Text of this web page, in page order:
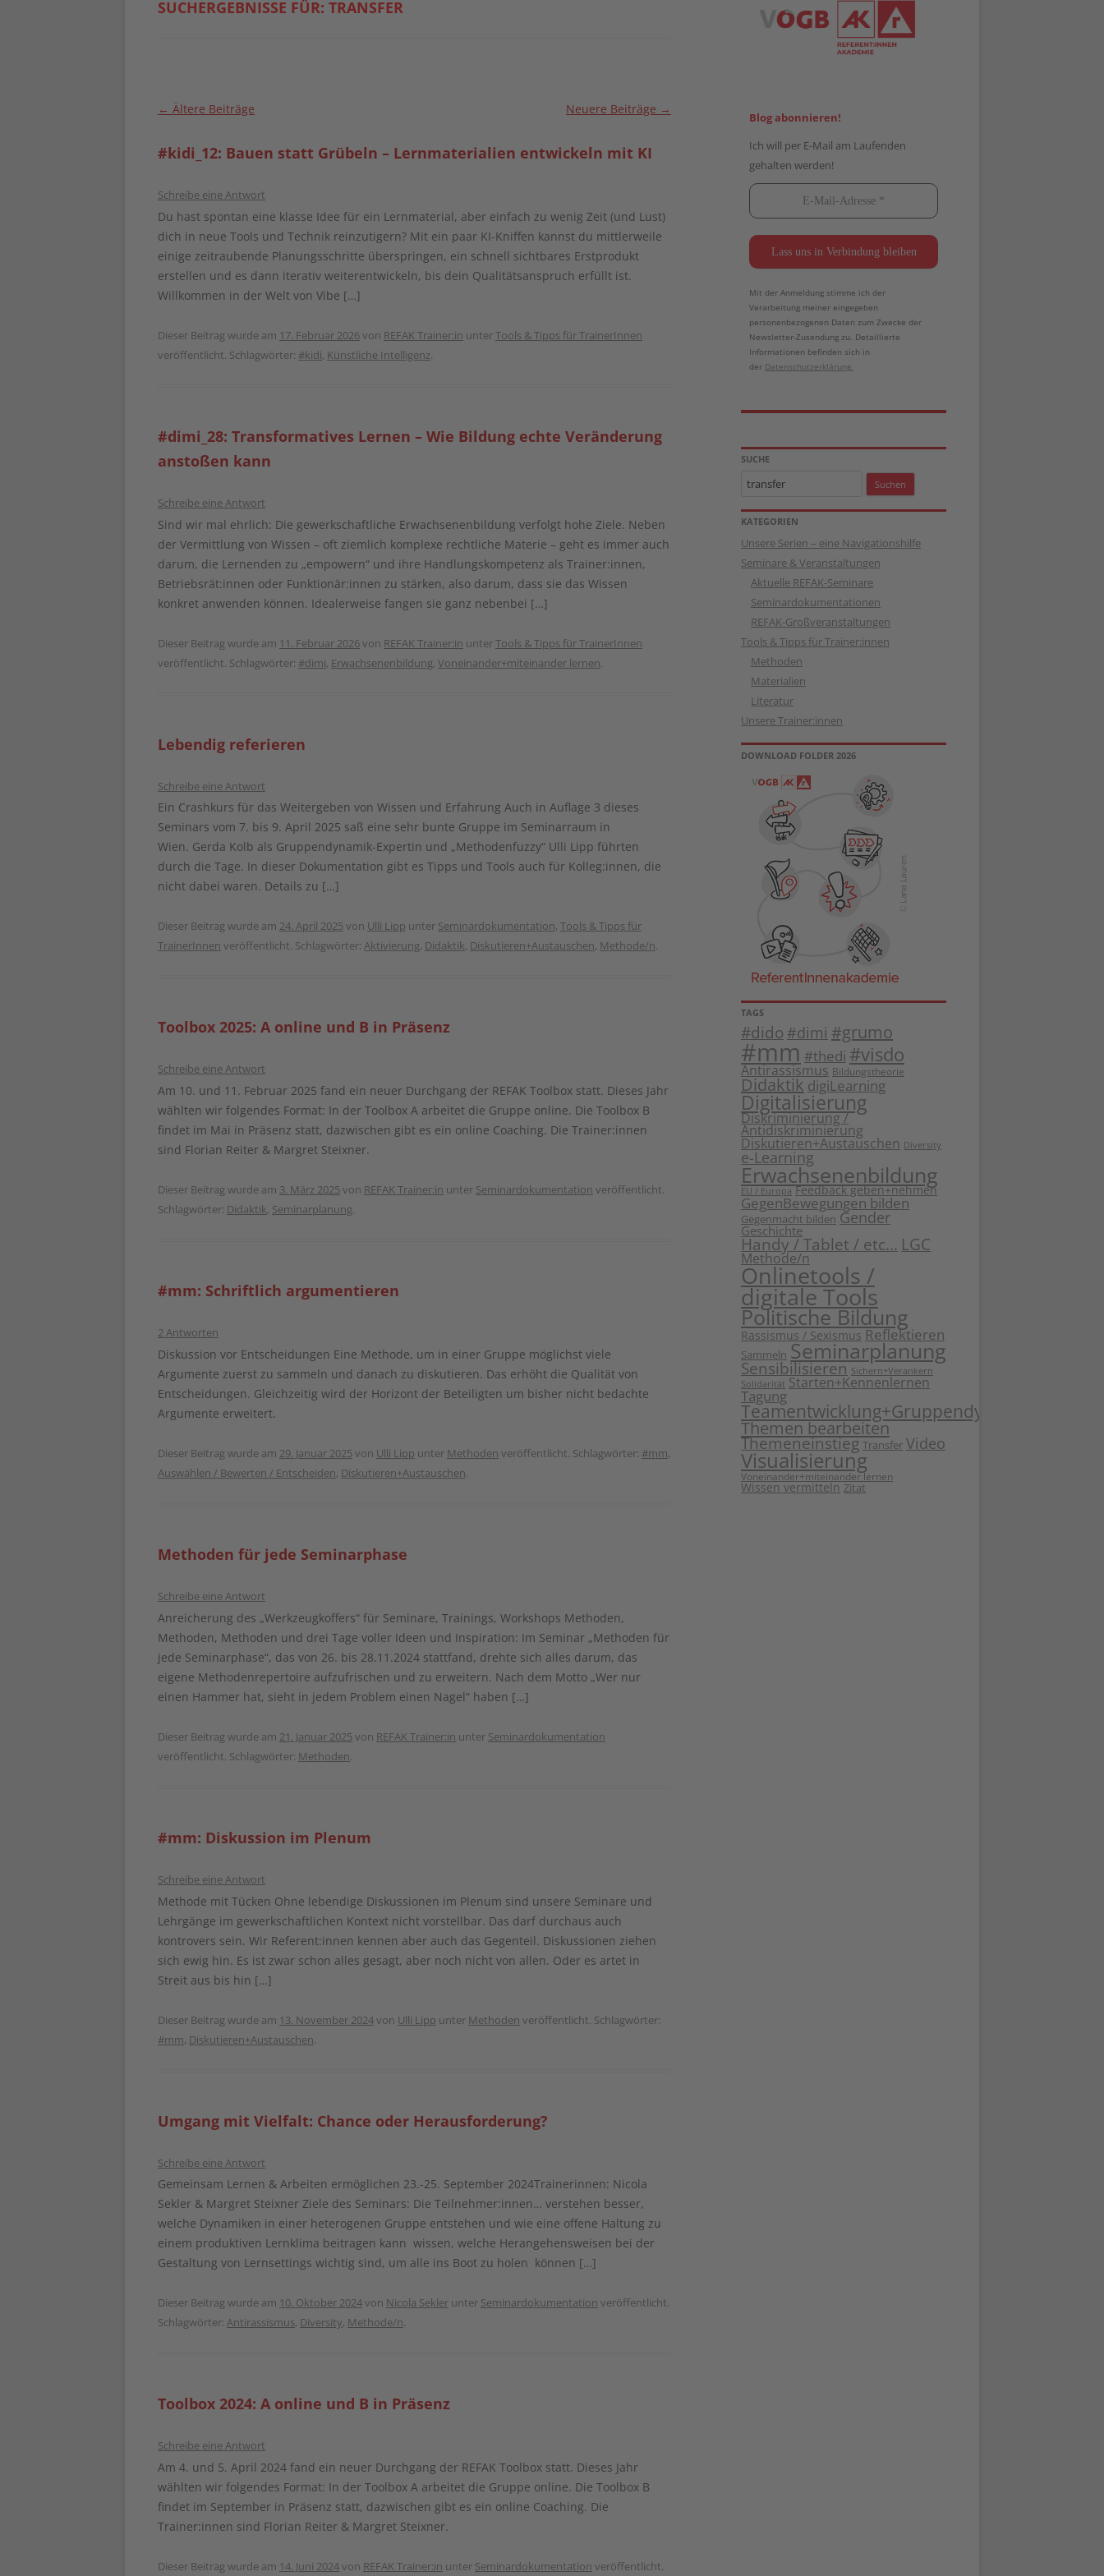
SUCHERGEBNISSE FÜR: TRANSFER
Beitragsnavigation
← Ältere Beiträge Neuere Beiträge →
#kidi_12: Bauen statt Grübeln – Lernmaterialien entwickeln mit KI
Schreibe eine Antwort
Du hast spontan eine klasse Idee für ein Lernmaterial, aber einfach zu wenig Zeit (und Lust)
dich in neue Tools und Technik reinzutigern? Mit ein paar KI-Kniffen kannst du mittlerweile
einige zeitraubende Planungsschritte überspringen, ein schnell sichtbares Erstprodukt
erstellen und es dann iterativ weiterentwickeln, bis dein Qualitätsanspruch erfüllt ist.
Willkommen in der Welt von Vibe […]
Dieser Beitrag wurde am 17. Februar 2026von REFAK Trainer:in unterTools & Tipps für TrainerInnen
veröffentlicht. Schlagwörter: #kidi, Künstliche Intelligenz.
#dimi_28: Transformatives Lernen – Wie Bildung echte Veränderung
anstoßen kann
Schreibe eine Antwort
Sind wir mal ehrlich: Die gewerkschaftliche Erwachsenenbildung verfolgt hohe Ziele. Neben
der Vermittlung von Wissen – oft ziemlich komplexe rechtliche Materie – geht es immer auch
darum, die Lernenden zu „empowern“ und ihre Handlungskompetenz als Trainer:innen,
Betriebsrät:innen oder Funktionär:innen zu stärken, also darum, dass sie das Wissen
konkret anwenden können. Idealerweise fangen sie ganz nebenbei […]
Dieser Beitrag wurde am 11. Februar 2026von REFAK Trainer:in unterTools & Tipps für TrainerInnen
veröffentlicht. Schlagwörter: #dimi, Erwachsenenbildung, Voneinander+miteinander lernen
Lebendig referieren
Schreibe eine Antwort
Ein Crashkurs für das Weitergeben von Wissen und Erfahrung Auch in Auflage 3 dieses
Seminars vom 7. bis 9. April 2025 saß eine sehr bunte Gruppe im Seminarraum in
Wien. Gerda Kolb als Gruppendynamik-Expertin und „Methodenfuzzy“ Ulli Lipp führten
durch die Tage. In dieser Dokumentation gibt es Tipps und Tools auch für Kolleg:innen, die
nicht dabei waren. Details zu […]
Dieser Beitrag wurde am 24. April 2025von Ulli Lipp unter Seminardokumentation, Tools & Tipps für
TrainerInnen veröffentlicht. Schlagwörter: Aktivierung, Didaktik, Diskutieren+Austauschen, Methode/n.
Toolbox 2025: A online und B in Präsenz
Schreibe eine Antwort
Am 10. und 11. Februar 2025 fand ein neuer Durchgang der REFAK Toolbox statt. Dieses Jahr
wählten wir folgendes Format: In der Toolbox A arbeitet die Gruppe online. Die Toolbox B
findet im Mai in Präsenz statt, dazwischen gibt es ein online Coaching. Die Trainer:innen
sind Florian Reiter & Margret Steixner.
Dieser Beitrag wurde am 3. März 2025von REFAK Trainer:in unter Seminardokumentation veröffentlicht.
Schlagwörter: Didaktik, Seminarplanung.
#mm: Schriftlich argumentieren
2 Antworten
Diskussion vor Entscheidungen Eine Methode, um in einer Gruppe möglichst viele
Argumente zuerst zu sammeln und danach zu diskutieren. Das erhöht die Qualität von
Entscheidungen. Gleichzeitig wird der Horizont der Beteiligten um bisher nicht bedachte
Argumente erweitert.
Dieser Beitrag wurde am 29. Januar 2025von Ulli Lipp unter Methoden veröffentlicht. Schlagwörter: #mm,
Auswählen / Bewerten / Entscheiden, Diskutieren+Austauschen.
Methoden für jede Seminarphase
Schreibe eine Antwort
Anreicherung des „Werkzeugkoffers“ für Seminare, Trainings, Workshops Methoden,
Methoden, Methoden und drei Tage voller Ideen und Inspiration: Im Seminar „Methoden für
jede Seminarphase“, das von 26. bis 28.11.2024 stattfand, drehte sich alles darum, das
eigene Methodenrepertoire aufzufrischen und zu erweitern. Nach dem Motto „Wer nur
einen Hammer hat, sieht in jedem Problem einen Nagel“ haben […]
Dieser Beitrag wurde am 21. Januar 2025von REFAK Trainer:in unter Seminardokumentation
veröffentlicht. Schlagwörter: Methoden.
#mm: Diskussion im Plenum
Schreibe eine Antwort
Methode mit Tücken Ohne lebendige Diskussionen im Plenum sind unsere Seminare und
Lehrgänge im gewerkschaftlichen Kontext nicht vorstellbar. Das darf durchaus auch
kontrovers sein. Wir Referent:innen kennen aber auch das Gegenteil. Diskussionen ziehen
sich ewig hin. Es ist zwar schon alles gesagt, aber noch nicht von allen. Oder es artet in
Streit aus bis hin […]
Dieser Beitrag wurde am 13. November 2024von Ulli Lipp unter Methoden veröffentlicht. Schlagwörter:
#mm, Diskutieren+Austauschen
Umgang mit Vielfalt: Chance oder Herausforderung?
Schreibe eine Antwort
Gemeinsam Lernen & Arbeiten ermöglichen 23.-25. September 2024Trainerinnen: Nicola
Sekler & Margret Steixner Ziele des Seminars: Die Teilnehmer:innen… verstehen besser,
welche Dynamiken in einer heterogenen Gruppe entstehen und wie eine offene Haltung zu
einem produktiven Lernklima beitragen kann wissen, welche Herangehensweisen bei der
Gestaltung von Lernsettings wichtig sind, um alle ins Boot zu holen können […]
Dieser Beitrag wurde am 10. Oktober 2024von Nicola Sekler unter Seminardokumentation veröffentlicht.
Schlagwörter: Antirassismus, Diversity, Methode/n.
Toolbox 2024: A online und B in Präsenz
Schreibe eine Antwort
Am 4. und 5. April 2024 fand ein neuer Durchgang der REFAK Toolbox statt. Dieses Jahr
wählten wir folgendes Format: In der Toolbox A arbeitet die Gruppe online. Die Toolbox B
findet im September in Präsenz statt, dazwischen gibt es ein online Coaching. Die
Trainer:innen sind Florian Reiter & Margret Steixner.
Dieser Beitrag wurde am 14. Juni 2024von REFAK Trainer:in unter Seminardokumentation veröffentlicht.
Blog abonnieren!
Ich will per E-Mail am Laufenden
gehalten werden!
Mit der Anmeldung stimme ich der
Verarbeitung meiner eingegeben
personenbezogenen Daten zum Zwecke der
Newsletter-Zusendung zu. Detaillierte
Informationen befinden sich in
der Datenschutzerklärung.
SUCHE
Suchen
KATEGORIEN
Unsere Serien – eine Navigationshilfe
Seminare & Veranstaltungen
Aktuelle REFAK-Seminare
Seminardokumentationen
REFAK-Großveranstaltungen
Tools & Tipps für Trainer:innen
Methoden
Materialien
Literatur
Unsere Trainer:innen
DOWNLOAD FOLDER 2026
TAGS
#dido #dimi #grumo
#mm #thedi #visdo
Antirassismus Bildungstheorie
Didaktik digiLearning
Digitalisierung
Diskriminierung /
Antidiskriminierung
Diskutieren+Austauschen Diversity
e-Learning
Erwachsenenbildung
EU / Europa Feedback geben+nehmen
GegenBewegungen bilden
Gegenmacht bilden Gender
Geschichte
Handy / Tablet / etc... LGC
Methode/n
Onlinetools /
digitale Tools
Politische Bildung
Rassismus / Sexismus Reflektieren
Sammeln Seminarplanung
Sensibilisieren Sichern+Verankern
Solidarität Starten+Kennenlernen
Tagung
Teamentwicklung+Gruppendynamik
Themen bearbeiten
Themeneinstieg Transfer Video
Visualisierung
Voneinander+miteinander lernen
Wissen vermitteln Zitat